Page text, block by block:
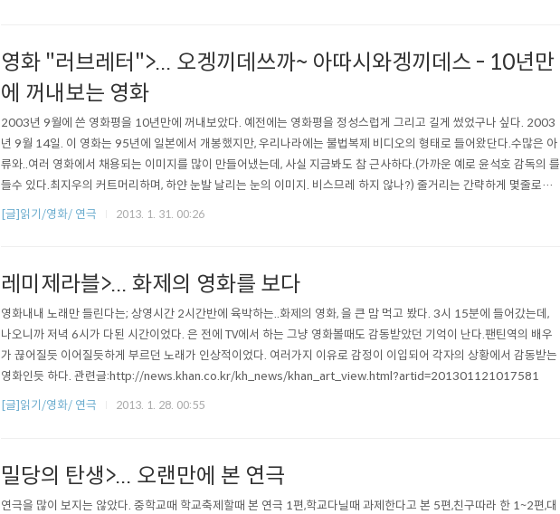
영화 "러브레터">... 오겡끼데쓰까~ 아따시와겡끼데스 - 10년만
에 꺼내보는 영화
2003년 9월에 쓴 영화평을 10년만에 꺼내보았다. 예전에는 영화평을 정성스럽게 그리고 길게 썼었구나 싶다. 2003
년 9월 14일. 이 영화는 95년에 일본에서 개봉했지만, 우리나라에는 불법복제 비디오의 형태로 들어왔단다.수많은 아
류와..여러 영화에서 채용되는 이미지를 많이 만들어냈는데, 사실 지금봐도 참 근사하다.(가까운 예로 윤석호 감독의 를
들수 있다.최지우의 커트머리하며, 하얀 눈발 날리는 눈의 이미지. 비스므레 하지 않나?) 줄거리는 간략하게 몇줄로도
요약이 되겠지만, 그것을 풀어내는 솜씨가 대단했다. 한국에서는 1999년에 개봉을 했는데, 본의 아니게 5~6번 정도 봤
[글]읽기/영화/ 연극 2013. 1. 31. 00:26
레미제라블>... 화제의 영화를 보다
영화내내 노래만 들린다는; 상영시간 2시간반에 육박하는..화제의 영화, 을 큰 맘 먹고 봤다. 3시 15분에 들어갔는데,
나오니까 저녁 6시가 다된 시간이었다. 은 전에 TV에서 하는 그냥 영화볼때도 감동받았던 기억이 난다.팬틴역의 배우
가 끊어질듯 이어질듯하게 부르던 노래가 인상적이었다. 여러가지 이유로 감정이 이입되어 각자의 상황에서 감동받는
영화인듯 하다. 관련글:http://news.khan.co.kr/kh_news/khan_art_view.html?artid=201301121017581
[글]읽기/영화/ 연극
2013. 1. 28. 00:55
밀당의 탄생>... 오랜만에 본 연극
연극을 많이 보지는 않았다. 중학교때 학교축제할때 본 연극 1편,학교다닐때 과제한다고 본 5편,친구따라 한 1~2편,대